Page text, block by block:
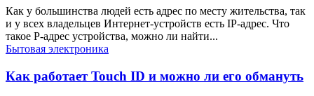
Как у большинства людей есть адрес по месту жительства, так
и у всех владельцев Интернет-устройств есть IP-адрес. Что
такое P‑адрес устройства, можно ли найти...
Бытовая электроника
Как работает Touch ID и можно ли его обмануть